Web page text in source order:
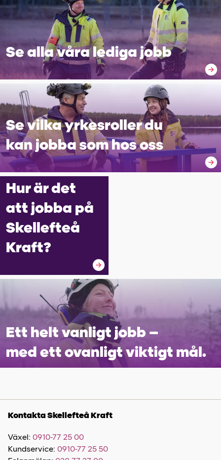
Se alla våra lediga jobb
Se vilka yrkes­roller du
kan jobba som hos oss
Hur är det
att jobba på
Skellefteå
Kraft?
Ett helt vanligt jobb –
med ett ovanligt viktigt mål.
Kontakta Skellefteå Kraft
Växel: 0910-77 25 00
Kundservice: 0910-77 25 50